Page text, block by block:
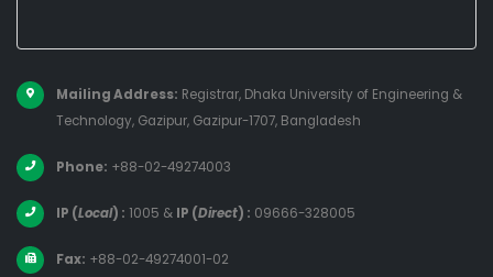
Mailing Address: Registrar, Dhaka University of Engineering &
Technology, Gazipur, Gazipur-1707, Bangladesh
Phone: +88-02-49274003
IP (Local) : 1005 & IP (Direct) : 09666-328005
Fax: +88-02-49274001-02